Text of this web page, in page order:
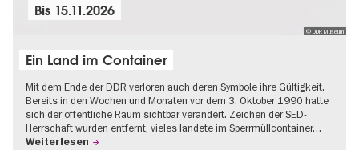
© DDR Museum
Bis 15.11.2026
Ein Land im Container
Mit dem Ende der DDR verloren auch deren Symbole ihre Gültigkeit.
Bereits in den Wochen und Monaten vor dem 3. Oktober 1990 hatte
sich der öffentliche Raum sichtbar verändert. Zeichen der SED-
Herrschaft wurden entfernt, vieles landete im Sperrmüllcontainer…
Weiterlesen